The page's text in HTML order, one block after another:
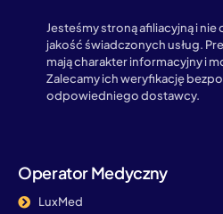
Jesteśmy stroną afiliacyjną i
jakość świadczonych usług.
mają charakter informacyjny i
Zalecamy ich weryfikację
odpowiedniego dostawcy.
Operator Medyczny
LuxMed